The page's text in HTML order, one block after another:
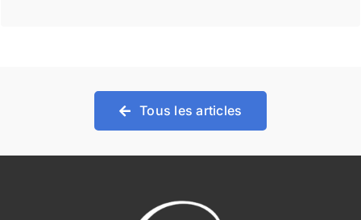
Tous les articles